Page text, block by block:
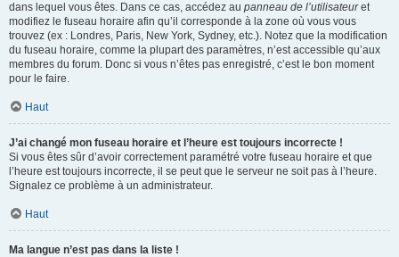
dans lequel vous êtes. Dans ce cas, accédez au panneau de l’utilisateuret
modifiez le fuseau horaire afin qu’il corresponde à la zone où vous vous
trouvez (ex : Londres, Paris, New York, Sydney, etc.). Notez que la modification
du fuseau horaire, comme la plupart des paramètres, n’est accessible qu’aux
membres du forum. Donc si vous n’êtes pas enregistré, c’est le bon moment
pour le faire.
Haut
J’ai changé mon fuseau horaire et l’heure est toujours incorrecte !
Si vous êtes sûr d’avoir correctement paramétré votre fuseau horaire et que
l’heure est toujours incorrecte, il se peut que le serveur ne soit pas à l’heure.
Signalez ce problème à un administrateur.
Haut
Ma langue n’est pas dans la liste !